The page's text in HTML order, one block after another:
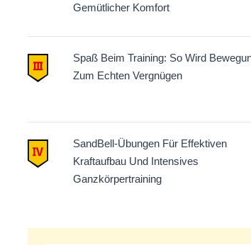
Gemütlicher Komfort
Spaß Beim Training: So Wird
Zum Echten Vergnügen
SandBell-Übungen Für Effektiven
Kraftaufbau Und Intensives
Ganzkörpertraining